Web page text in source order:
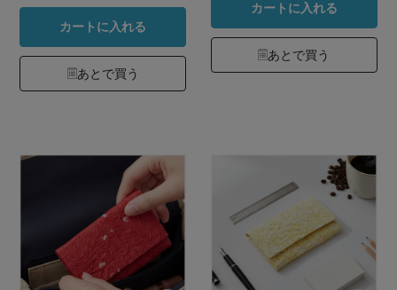
カートに入れる
あとで買う
カートに入れる
あとで買う